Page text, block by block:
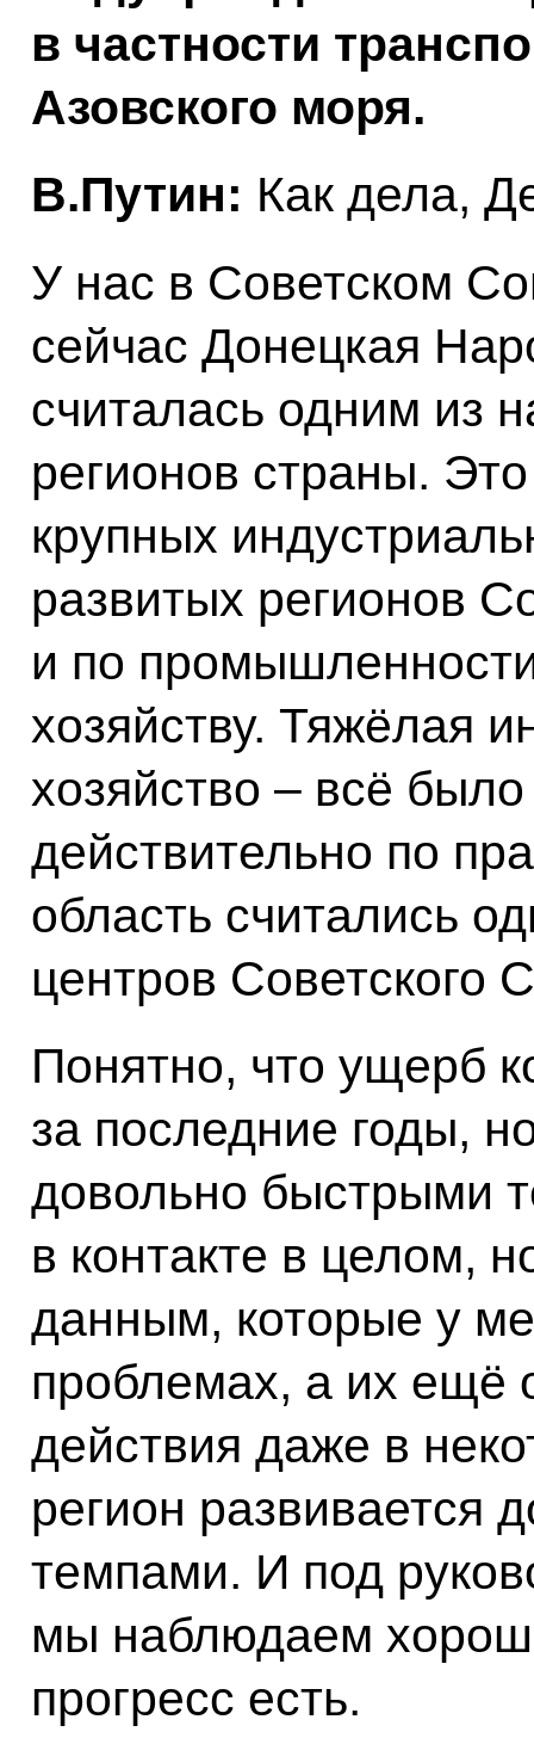
в частности
Азовского моря.
В.Путин: Как дела,
У нас в Советском
сейчас Донецкая
считалась одним из
регионов страны.
крупных
развитых регионов
и по
хозяйству. Тяжёлая
хозяйство – всё
действительно по
область считались
центров Советского
Понятно, что ущерб
за последние годы,
довольно быстрыми
в контакте в целом,
данным, которые у
проблемах, а их ещё
действия даже в
регион развивается
темпами. И под
мы наблюдаем
прогресс есть.